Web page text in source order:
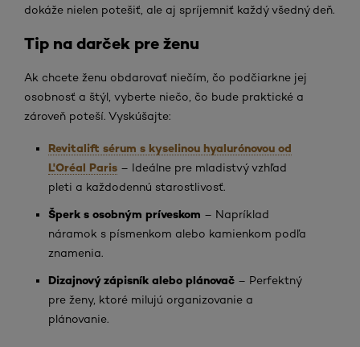
dokáže nielen potešiť, ale aj spríjemniť každý všedný deň.
Tip na darček pre ženu
Ak chcete ženu obdarovať niečím, čo podčiarkne jej
osobnosť a štýl, vyberte niečo, čo bude praktické a
zároveň poteší. Vyskúšajte:
Revitalift sérum s kyselinou hyalurónovou od
L'Oréal Paris – Ideálne pre mladistvý vzhľad
pleti a každodennú starostlivosť.
Šperk s osobným príveskom – Napríklad
náramok s písmenkom alebo kamienkom podľa
znamenia.
Dizajnový zápisník alebo plánovač – Perfektný
pre ženy, ktoré milujú organizovanie a
plánovanie.